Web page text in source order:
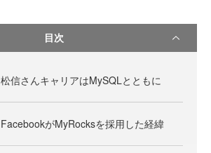
目次
松信さんキャリアはMySQLとともに
FacebookがMyRocksを採用した経緯